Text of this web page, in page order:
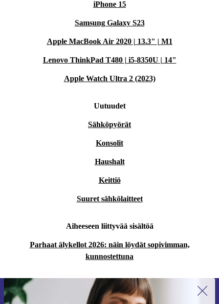
iPhone 15
Samsung Galaxy S23
Apple MacBook Air 2020 | 13.3" | M1
Lenovo ThinkPad T480 | i5-8350U | 14"
Apple Watch Ultra 2 (2023)
Uutuudet
Sähköpyörät
Konsolit
Haushalt
Keittiö
Suuret sähkölaitteet
Aiheeseen liittyvää sisältöä
Parhaat älykellot 2026: näin löydät sopivimman,
kunnostettuna
Liity ensimmäistä kertaa uutiskirjeen